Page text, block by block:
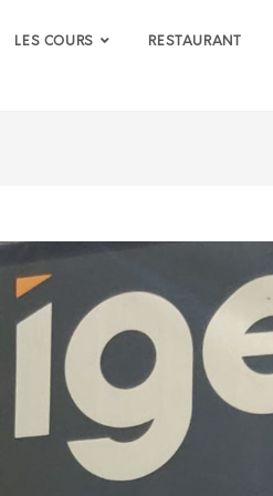
LES COURS RESTAURANT